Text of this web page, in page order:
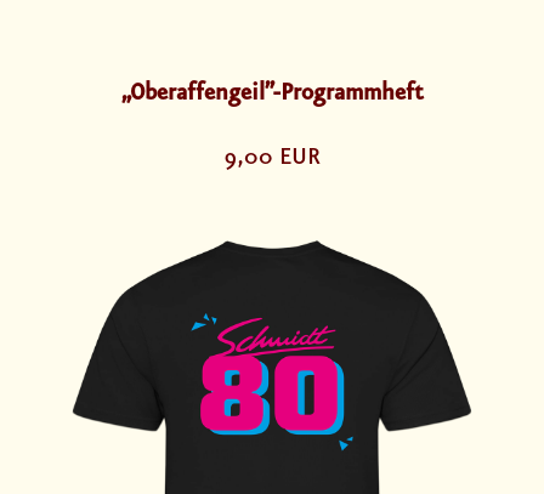
„Oberaffengeil”-Programmheft
9,00 EUR